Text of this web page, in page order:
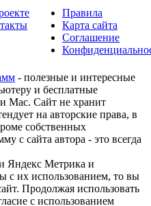
Правила
Карта сайта
Соглашение
- полезные и интересные
и бесплатные
Mac. Сайт не хранит
на авторские права, в
собственных
с сайта автора - это всегда
Яндекс Метрика и
с их использованием, то вы
Продолжая использовать
с использованием